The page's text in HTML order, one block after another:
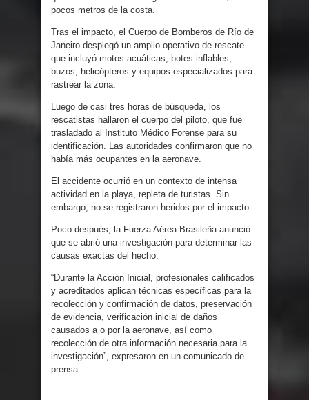
pocos metros de la costa.
Tras el impacto, el Cuerpo de Bomberos de Río de
Janeiro desplegó un amplio operativo de rescate
que incluyó motos acuáticas, botes inflables,
buzos, helicópteros y equipos especializados para
rastrear la zona.
Luego de casi tres horas de búsqueda, los
rescatistas hallaron el cuerpo del piloto, que fue
trasladado al Instituto Médico Forense para su
identificación. Las autoridades confirmaron que no
había más ocupantes en la aeronave.
El accidente ocurrió en un contexto de intensa
actividad en la playa, repleta de turistas. Sin
embargo, no se registraron heridos por el impacto.
Poco después, la Fuerza Aérea Brasileña anunció
que se abrió una investigación para determinar las
causas exactas del hecho.
“Durante la Acción Inicial, profesionales calificados
y acreditados aplican técnicas específicas para la
recolección y confirmación de datos, preservación
de evidencia, verificación inicial de daños
causados ​​a o por la aeronave, así como
recolección de otra información necesaria para la
investigación”, expresaron en un comunicado de
prensa.